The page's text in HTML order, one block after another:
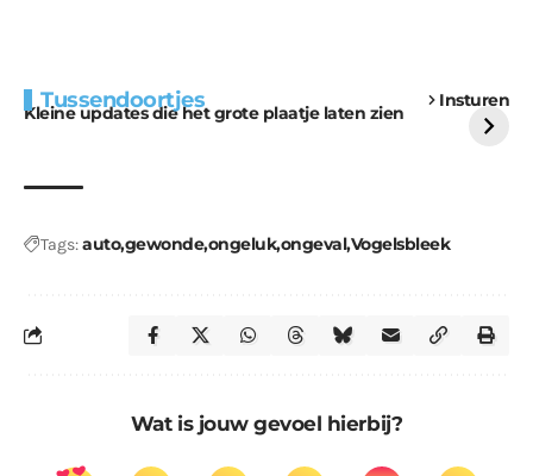
Tussendoortjes Insturen
Kleine updates die het grote plaatje laten zien
voor kabouters
uitdaging
Tags:autogewondeongelukongevalVogelsbleek
Wat is jouw gevoel hierbij?